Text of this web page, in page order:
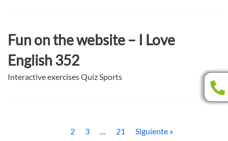
Fun on the website – I Love
English 352
Interactive exercises Quiz Sports
2 3 … 21 Siguiente »